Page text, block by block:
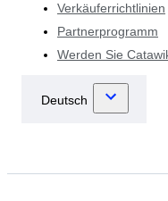
Verkäuferrichtlinien
Partnerprogramm
Werden Sie